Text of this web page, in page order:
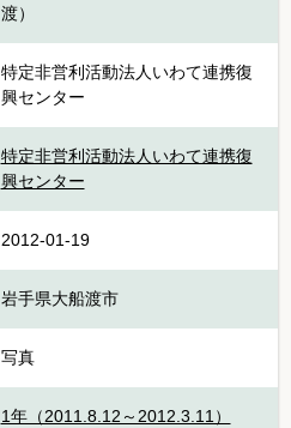
渡）
特定非営利活動法人いわて連携復
興センター
特定非営利活動法人いわて連携復
興センター
2012-01-19
岩手県大船渡市
写真
1年（2011.8.12～2012.3.11）